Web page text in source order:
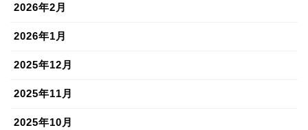
2026年2月
2026年1月
2025年12月
2025年11月
2025年10月